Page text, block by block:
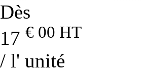
Dès
17 € 00 HT
/ l' unité